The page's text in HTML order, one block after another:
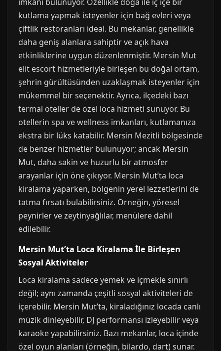
kutlama yapmak isteyenler için bağ evleri veya
çiftlik restoranları ideal. Bu mekanlar, genellikle
daha geniş alanlara sahiptir ve açık hava
etkinliklerine uygun düzenlenmiştir. Mersin Mut
elit escort hizmetleriyle birleşen bu doğal ortam,
şehrin gürültüsünden uzaklaşmak isteyenler için
mükemmel bir seçenektir. Ayrıca, ilçedeki bazı
termal oteller de özel loca hizmeti sunuyor. Bu
otellerin spa ve wellness imkanları, kutlamanıza
ekstra bir lüks katabilir. Mersin Mezitli bölgesinde
de benzer hizmetler bulunuyor; ancak Mersin
Mut, daha sakin ve huzurlu bir atmosfer
arayanlar için öne çıkıyor. Mersin Mut’ta loca
kiralama yaparken, bölgenin yerel lezzetlerini de
tatma fırsatı bulabilirsiniz. Örneğin, yöresel
peynirler ve zeytinyağlılar, menülere dahil
edilebilir.
Mersin Mut’ta Loca Kiralama İle Birleşen
Sosyal Aktiviteler
Loca kiralama sadece yemek ve içmekle sınırlı
değil; aynı zamanda çeşitli sosyal aktiviteleri de
içerebilir. Mersin Mut’ta, kiraladığınız locada canlı
müzik dinleyebilir, DJ performansı izleyebilir veya
karaoke yapabilirsiniz. Bazı mekanlar, loca içinde
özel oyun alanları (örneğin, bilardo, dart) sunar.